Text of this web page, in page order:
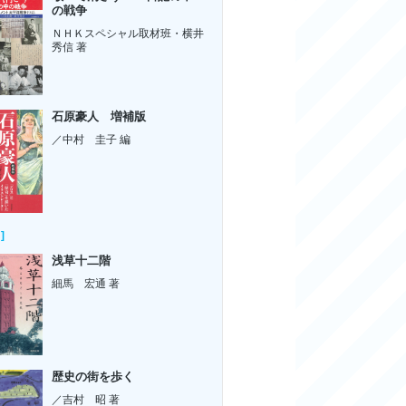
の戦争
ＮＨＫスペシャル取材班・横井
秀信 著
石原豪人 増補版
／中村 圭子 編
浅草十二階
細馬 宏通 著
歴史の街を歩く
／吉村 昭 著